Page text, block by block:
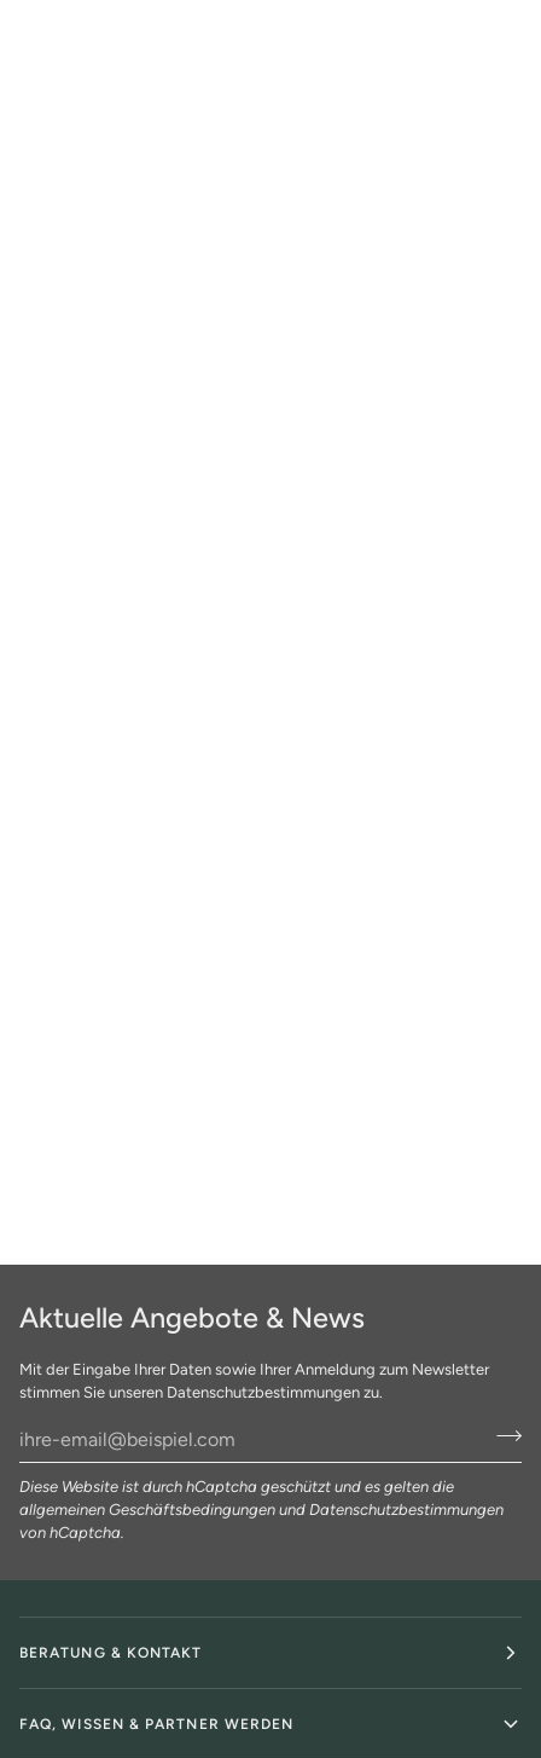
Aktuelle Angebote & News
Mit der Eingabe Ihrer Daten sowie Ihrer Anmeldung zum Newsletter
stimmen Sie unseren Datenschutzbestimmungen zu.
Diese Website ist durch hCaptcha geschützt und es gelten die
allgemeinen Geschäftsbedingungen und Datenschutzbestimmungen
von hCaptcha.
BERATUNG & KONTAKT
FAQ, WISSEN & PARTNER WERDEN